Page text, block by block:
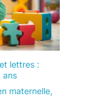
lettres :
ans
maternelle,